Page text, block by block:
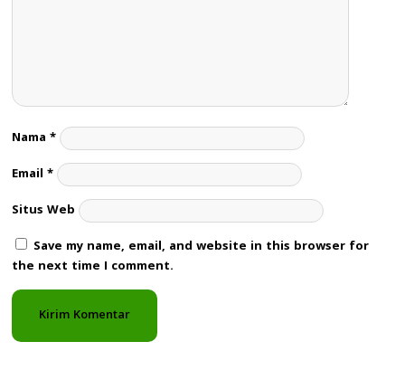
Nama *
Email *
Situs Web
Save my name, email, and website in this browser for
the next time I comment.